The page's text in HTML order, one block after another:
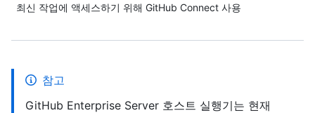
최신 작업에 액세스하기 위해 GitHub Connect 사용
참고
GitHub Enterprise Server 호스트 실행기는 현재